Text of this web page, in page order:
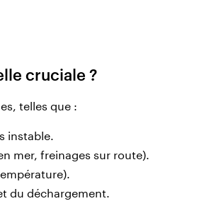
cruciale ?
telles que :
instable.
mer, freinages sur route).
du déchargement.